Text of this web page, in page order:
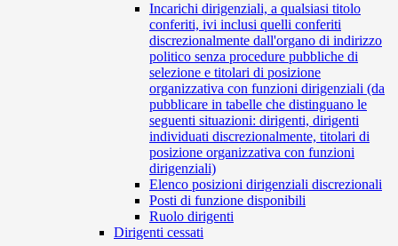
Incarichi dirigenziali, a qualsiasi titolo
conferiti, ivi inclusi quelli conferiti
discrezionalmente dall'organo di indirizzo
politico senza procedure pubbliche di
selezione e titolari di posizione
organizzativa con funzioni dirigenziali (da
pubblicare in tabelle che distinguano le
seguenti situazioni: dirigenti, dirigenti
individuati discrezionalmente, titolari di
posizione organizzativa con funzioni
dirigenziali)
Elenco posizioni dirigenziali discrezionali
Posti di funzione disponibili
Ruolo dirigenti
Dirigenti cessati